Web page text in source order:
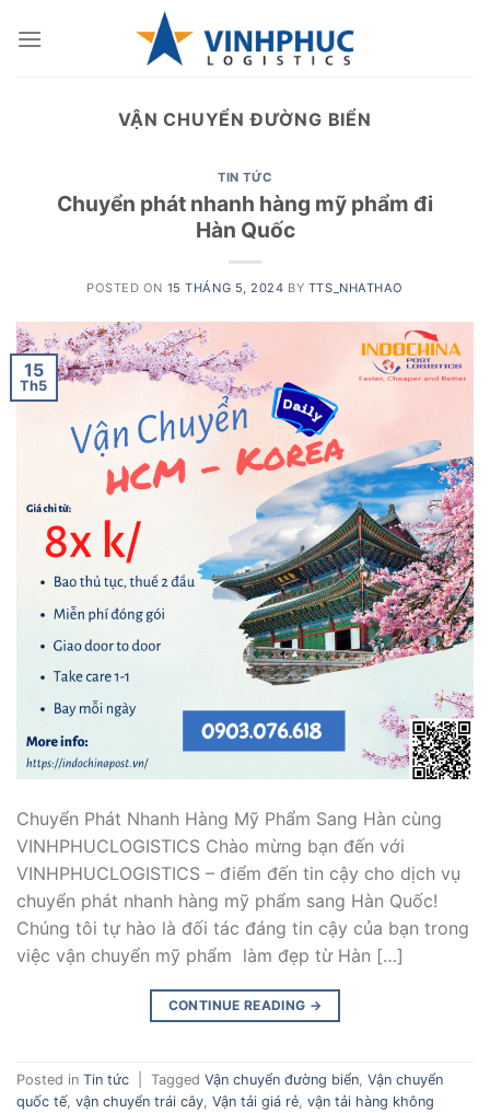
VẬN CHUYỂN ĐƯỜNG BIỂN
TIN TỨC
Chuyển phát nhanh hàng mỹ phẩm đi
Hàn Quốc
POSTED ON 15 THÁNG 5, 2024 BY TTS_NHATHAO
15
Th5
Chuyển Phát Nhanh Hàng Mỹ Phẩm Sang Hàn cùng
VINHPHUCLOGISTICS Chào mừng bạn đến với
VINHPHUCLOGISTICS – điểm đến tin cậy cho dịch vụ
chuyển phát nhanh hàng mỹ phẩm sang Hàn Quốc!
Chúng tôi tự hào là đối tác đáng tin cậy của bạn trong
việc vận chuyển mỹ phẩm làm đẹp từ Hàn […]
CONTINUE READING →
Posted in Tin tức Tagged Vận chuyển đường biển Vận chuyển
quốc tế vận chuyển trái cây Vận tải giá rẻ vận tải hàng không